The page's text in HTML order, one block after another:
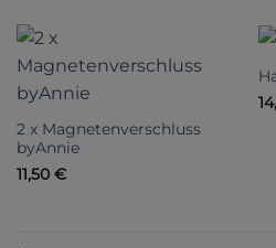
2 x Magnetenverschluss
byAnnie
11,50 €